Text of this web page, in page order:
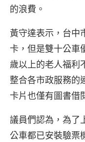
的浪費。
黃守達表示，台中
卡，但是雙十公車
歲以上的老人福利
整合各市政服務的
卡片也僅有圖書借
議員們認為，為了
公車都已安裝驗票